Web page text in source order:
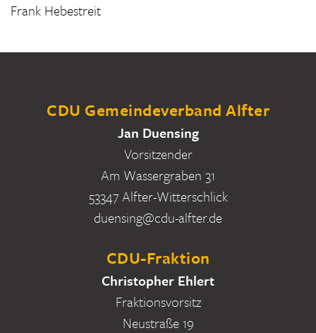
Frank Hebestreit
CDU Gemeindeverband Alfter
Jan Duensing
Vorsitzender
Am Wassergraben 31
53347 Alfter-Witterschlick
duensing@cdu-alfter.de
CDU-Fraktion
Christopher Ehlert
Fraktionsvorsitz
Neustraße 19